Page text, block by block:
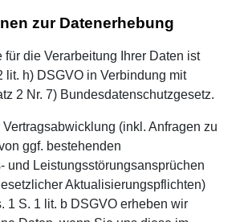
zur Datenerhebung
für die Verarbeitung Ihrer Daten ist
lit. h) DSGVO in Verbindung mit
2 Nr. 7) Bundesdatenschutzgesetz.
(inkl. Anfragen zu
ggf. bestehenden
und Leistungsstörungsansprüchen
Aktualisierungspflichten)
1 S. 1 lit. b DSGVO erheben wir